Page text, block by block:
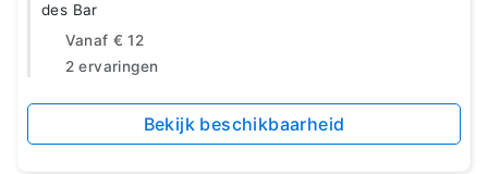
des Bar
Vanaf € 12
2 ervaringen
Bekijk beschikbaarheid